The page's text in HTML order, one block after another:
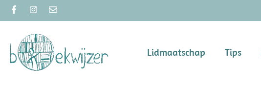
Lidmaatschap Tips